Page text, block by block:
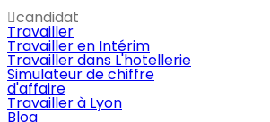
candidat
Travailler
Travailler en Intérim
Travailler dans L'hotellerie
Simulateur de chiffre
d'affaire
Travailler à Lyon
Blog